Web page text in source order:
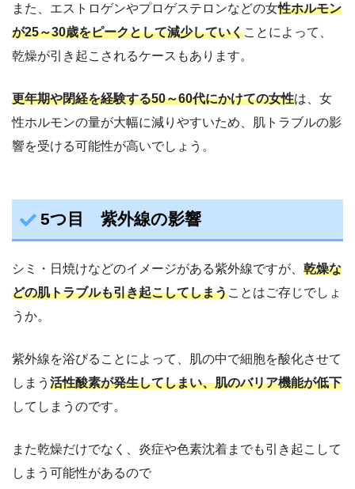
また、エストロゲンやプロゲステロンなどの女性ホルモン
が25～30歳をピークとして減少していくことによって、
乾燥が引き起こされるケースもあります。
更年期や閉経を経験する50～60代にかけての女性は、女
性ホルモンの量が大幅に減りやすいため、肌トラブルの影
響を受ける可能性が高いでしょう。
5つ目 紫外線の影響
シミ・日焼けなどのイメージがある紫外線ですが、 乾燥な
どの肌トラブルも引き起こしてしまうことはご存じでしょ
うか。
紫外線を浴びることによって、肌の中で細胞を酸化させて
しまう 活性酸素が発生してしまい、肌のバリア機能が低下
してしまうのです。
また乾燥だけでなく、炎症や色素沈着までも引き起こして
しまう可能性があるので